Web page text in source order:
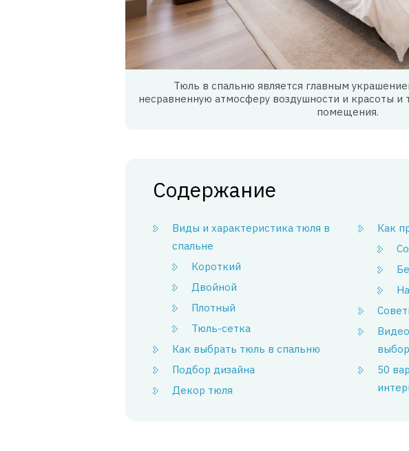
Тюль в спальню является главным
несравненную атмосферу воздушности и красоты
помещения.
Содержание
Виды и характеристика тюля в
спальне
Короткий
Двойной
Плотный
Тюль-сетка
Как выбрать тюль в спальню
Подбор дизайна
Декор тюля
Как
50